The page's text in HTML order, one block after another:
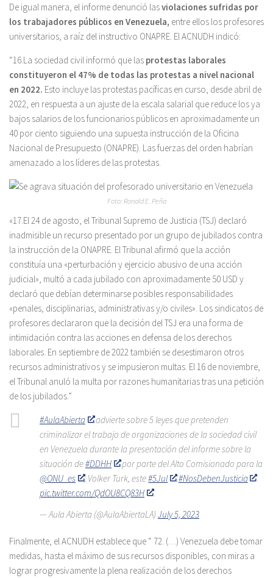
De igual manera, el informe denunció lasviolaciones sufridas por
los trabajadores públicos en Venezuela, entre ellos los profesores
universitarios, a raíz del instructivo ONAPRE. El ACNUDH indicó:
“16.La sociedad civil informó que las protestas laborales
constituyeron el 47% de todas las protestas a nivel nacional
en 2022. Esto incluye las protestas pacíficas en curso, desde abril de
2022, en respuesta a un ajuste de la escala salarial que reduce los ya
bajos salarios de los funcionarios públicos en aproximadamente un
40 por ciento siguiendo una supuesta instrucción de la Oficina
Nacional de Presupuesto (ONAPRE). Las fuerzas del orden habrían
amenazado a los líderes de las protestas.
Foto: Ronald E. Peña
«17.El 24 de agosto, el Tribunal Supremo de Justicia (TSJ) declaró
inadmisible un recurso presentado por un grupo de jubilados contra
la instrucción de la ONAPRE. El Tribunal afirmó que la acción
constituía una «perturbación y ejercicio abusivo de una acción
judicial», multó a cada jubilado con aproximadamente 50 USD y
declaró que debían determinarse posibles responsabilidades
«penales, disciplinarias, administrativas y/o civiles». Los sindicatos de
profesores declararon que la decisión del TSJ era una forma de
intimidación contra las acciones en defensa de los derechos
laborales. En septiembre de 2022 también se desestimaron otros
recursos administrativos y se impusieron multas. El 16 de noviembre,
el Tribunal anuló la multa por razones humanitarias tras una petición
de los jubilados.”
#AulaAbierta
advierte sobre 5 leyes que pretenden
criminalizar el trabajo de organizaciones de la sociedad civil
en Venezuela durante la presentación del informe sobre la
situación de#DDHH
por parte del Alto Comisionado para la
@ONU_es
, Volker Turk, este#5Jul
#NosDebenJusticia
pic.twitter.com/QdOU8CQ83H
— Aula Abierta (@AulaAbiertaLA) July 5, 2023
Finalmente, el ACNUDH establece que “ 72. (…) Venezuela debe tomar
medidas, hasta el máximo de sus recursos disponibles, con miras a
lograr progresivamente la plena realización de los derechos